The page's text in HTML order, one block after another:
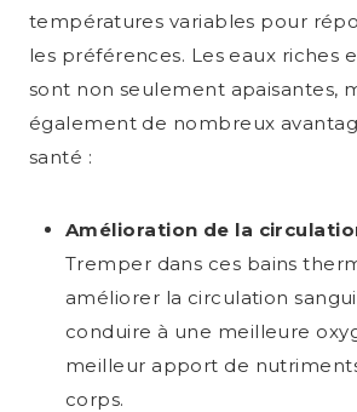
températures variables pour
les préférences. Les eaux riches
sont non seulement apaisantes,
également de nombreux
santé :
Amélioration de la
Tremper dans ces bains
améliorer la circulation
conduire à une meilleure
meilleur apport de
corps.